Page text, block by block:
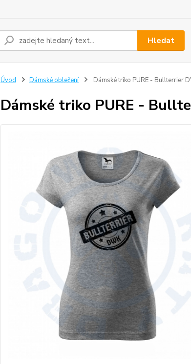
Hledat
Úvod Dámské oblečení Dámské triko PURE - Bullterrier
Dámské triko PURE -